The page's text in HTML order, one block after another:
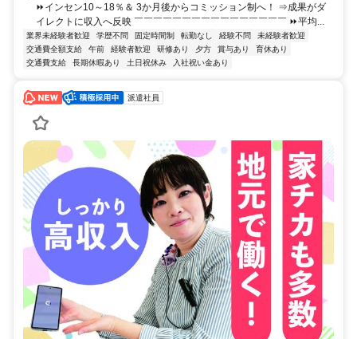
⏩インセン10～18％＆ 3か月後からコミッション制へ！ ⇒成果がダ
イレクトに収入へ反映 ￣￣￣￣￣￣￣￣￣￣￣￣￣￣￣￣ ⏩平均...
業界未経験者歓迎 学歴不問 固定時間制 転勤なし 経験不問
未経験者歓迎
交通費全額支給
午前 経験者歓迎 研修あり 夕方 賞与あり
育休あり
交通費支給
長期休暇あり 土日祝休み 入社祝い金あり
派遣社員